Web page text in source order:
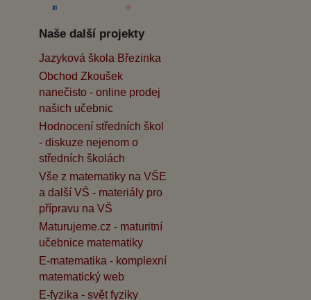
Naše další projekty
Jazyková škola Březinka
Obchod Zkoušek
nanečisto - online prodej
našich učebnic
Hodnocení středních škol
- diskuze nejenom o
středních školách
Vše z matematiky na VŠE
a další VŠ - materiály pro
přípravu na VŠ
Maturujeme.cz - maturitní
učebnice matematiky
E-matematika - komplexní
matematický web
E-fyzika - svět fyziky